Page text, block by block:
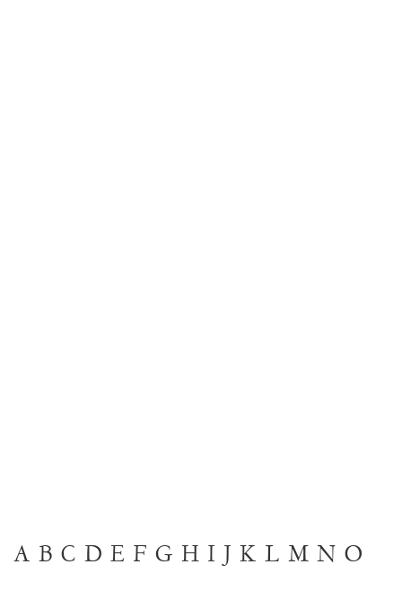
A B C D E F G H I J K L M N O